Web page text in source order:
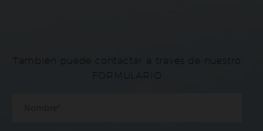
También puede contactar a través de nuestro
FORMULARIO